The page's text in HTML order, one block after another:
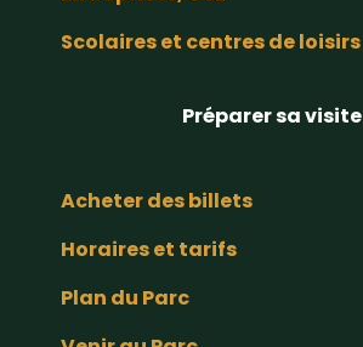
Scolaires et centres de loisirs
Préparer sa visite
Acheter des billets
Horaires et tarifs
Plan du Parc